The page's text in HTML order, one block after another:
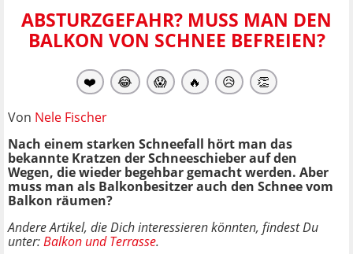
ABSTURZGEFAHR? MUSS MAN DEN
BALKON VON SCHNEE BEFREIEN?
❤️ 😂 😱 🔥 😥 👏
Von Nele Fischer
Nach einem starken Schneefall hört man das
bekannte Kratzen der Schneeschieber auf den
Wegen, die wieder begehbar gemacht werden. Aber
muss man als Balkonbesitzer auch den Schnee vom
Balkon räumen?
Andere Artikel, die Dich interessieren könnten, findest Du
unter:Balkon und Terrasse.